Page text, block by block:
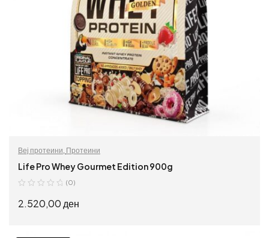
Веј протеини, Протеини
Life Pro Whey Gourmet Edition 900g
(0)
2.520,00 ден